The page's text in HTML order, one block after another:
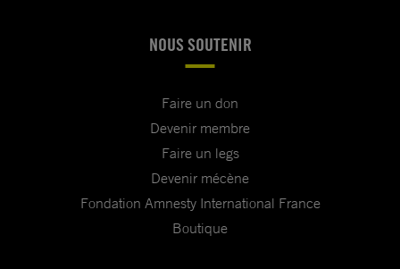
NOUS SOUTENIR
Faire un don
Devenir membre
Faire un legs
Devenir mécène
Fondation Amnesty International France
Boutique